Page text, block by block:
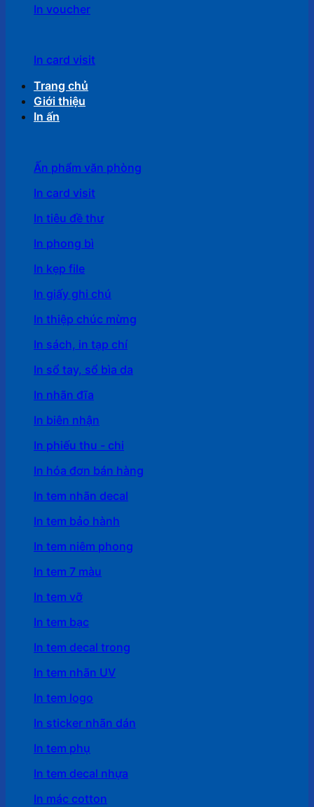
In voucher
In card visit
Trang chủ
Giới thiệu
In ấn
Ấn phẩm văn phòng
In card visit
In tiêu đề thư
In phong bì
In kẹp file
In giấy ghi chú
In thiệp chúc mừng
In sách, in tạp chí
In sổ tay, sổ bìa da
In nhãn đĩa
In biên nhận
In phiếu thu - chi
In hóa đơn bán hàng
In tem nhãn decal
In tem bảo hành
In tem niêm phong
In tem 7 màu
In tem vỡ
In tem bạc
In tem decal trong
In tem nhãn UV
In tem logo
In sticker nhãn dán
In tem phụ
In tem decal nhựa
In mác cotton